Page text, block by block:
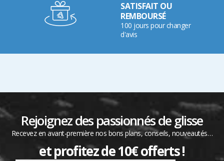
SATISFAIT OU
REMBOURSÉ
100 jours pour changer
d'avis
Rejoignez des passionnés de glisse
Recevez en avant-première nos bons plans, conseils, nouveautés…
et profitez de 10€ offerts !